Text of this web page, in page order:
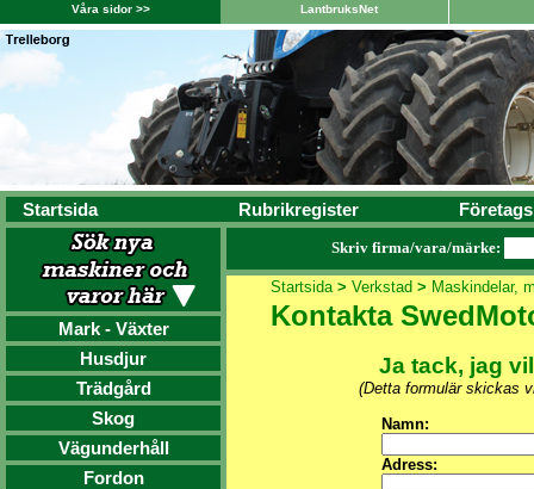
Våra sidor >> LantbruksNet
Startsida Rubrikregister
Mark - Växter
Husdjur
Trädgård
Skog
Vägunderhåll
Fordon
Skriv firma/vara/märke:
Startsida> Verkstad > Maskindelar,
Kontakta
Ja tack, jag
(Detta formulär skickas
Namn:
Adress: